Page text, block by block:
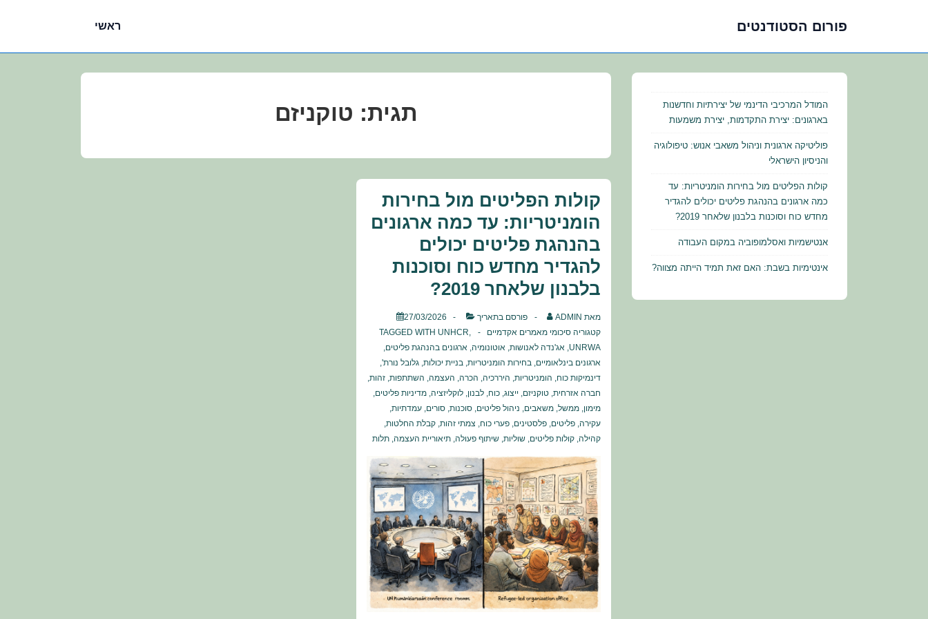
פורום הסטודנטים ראשי
תגית: טוקניזם
קולות הפליטים מול בחירות
הומניטריות: עד כמה ארגונים
בהנהגת פליטים יכולים
להגדיר מחדש כוח וסוכנות
בלבנון שלאחר 2019?
מאת ADMIN פורסם בתאריך
27/03/2026
קטגוריה סיכומי מאמרים אקדמיים TAGGED WITH UNHCR,
UNRWA
, אג'נדה לאנושות, אוטונומיה, ארגונים בהנהגת פליטים,
ארגונים בינלאומיים, בחירות הומניטריות, בניית יכולות, גלובל נורת',
דינמיקות כוח, הומניטריות, היררכיה, הכרה, העצמה, השתתפות, זהות,
חברה אזרחית, טוקניזם, ייצוג, כוח, לבנון, לוקליזציה, מדיניות פליטים,
מימון, ממשל, משאבים, ניהול פליטים, סוכנות, סורים, עמדתיות,
עקירה, פליטים, פלסטינים, פערי כוח, צמתי זהות, קבלת החלטות,
קהילה, קולות פליטים, שוליות, שיתוף פעולה, תיאוריית העצמה, תלות
המודל המרכיבי הדינמי של יצירתיות וחדשנות
בארגונים: יצירת התקדמות, יצירת משמעות
פוליטיקה ארגונית וניהול משאבי אנוש: טיפולוגיה
והניסיון הישראלי
קולות הפליטים מול בחירות הומניטריות: עד
כמה ארגונים בהנהגת פליטים יכולים להגדיר
מחדש כוח וסוכנות בלבנון שלאחר 2019?
אנטישמיות ואסלמופוביה במקום העבודה
אינטימיות בשבת: האם זאת תמיד הייתה מצווה?